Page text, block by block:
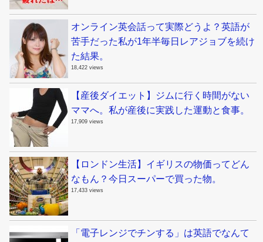
オンライン英会話って実際どうよ？英語が
苦手だった私が1年半毎日レアジョブを続け
た結果。
18,422 views
【産後ダイエット】ジムに行く時間がない
ママへ。私が産後に実践した運動と食事。
17,909 views
【ロンドン生活】イギリスの物価ってどん
なもん？今日スーパーで買った物。
17,433 views
「電子レンジでチンする」は英語でなんて